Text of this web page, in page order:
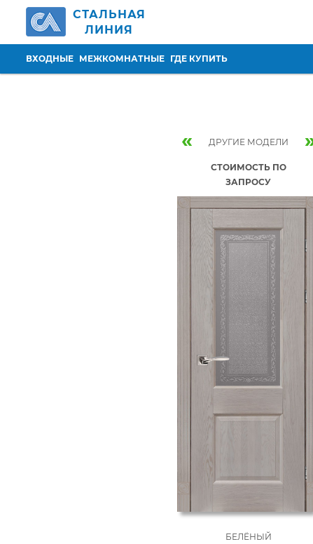
Перейти к основному содержанию
СТАЛЬНАЯ
ЛИНИЯ
ВХОДНЫЕ МЕЖКОМНАТНЫЕ ГДЕ КУПИТЬ
« ДРУГИЕ МОДЕЛИ
СТОИМОСТЬ ПО
ЗАПРОСУ
БЕЛЁНЫЙ